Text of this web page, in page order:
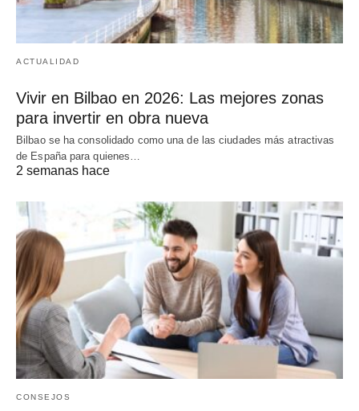
ACTUALIDAD
Vivir en Bilbao en 2026: Las mejores zonas
para invertir en obra nueva
Bilbao se ha consolidado como una de las ciudades más atractivas
de España para quienes…
2 semanas hace
CONSEJOS